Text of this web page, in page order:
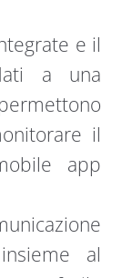
e il
a una
il
app
al